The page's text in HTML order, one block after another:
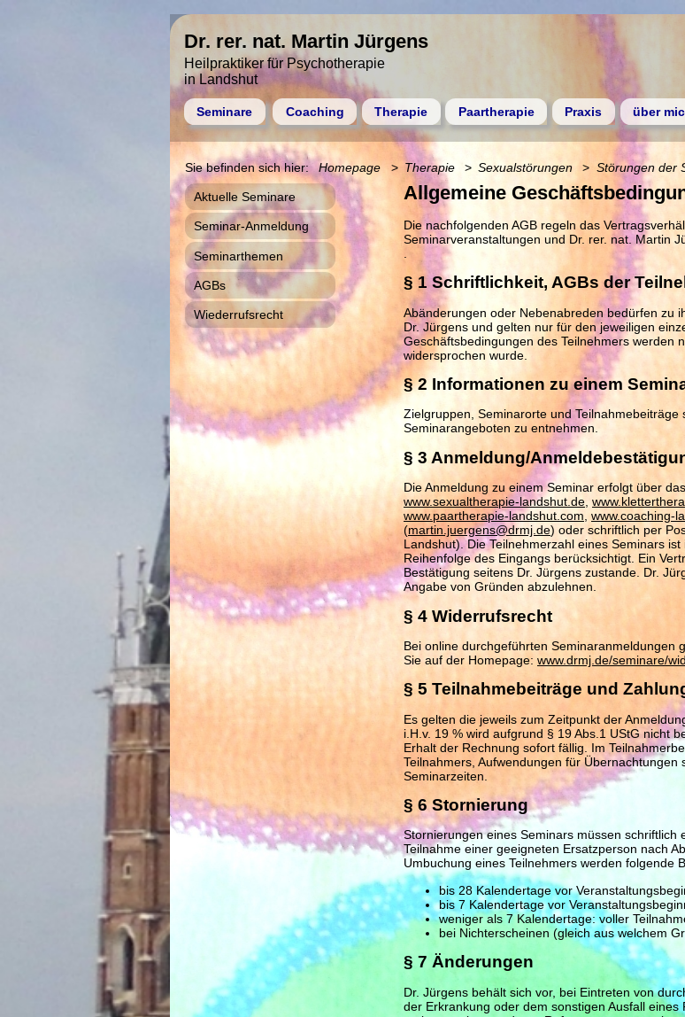
Dr. rer. nat. Martin Jürgens
Heilpraktiker für Psychotherapie
in Landshut
Seminare Coaching Therapie Paartherapie Praxis über
Allgemeine
Die nachfolgenden AGB regeln das
Seminarveranstaltungen und Dr. rer. nat. Martin
§ 1 Schriftlichkeit, AGBs der
Abänderungen oder Nebenabreden bedürfen zu
Dr. Jürgens und gelten nur für den jeweiligen
Geschäftsbedingungen des Teilnehmers werden
widersprochen wurde.
§ 2 Informationen zu einem
Zielgruppen, Seminarorte und Teilnahmebeiträge
Seminarangeboten zu entnehmen.
§ 3 Anmeldung/
Die Anmeldung zu einem Seminar erfolgt über
www.sexualtherapie-landshut.de
www.paartherapie-landshut.com www.coaching-
(martin.juergens@drmj.de) oder schriftlich per
Landshut). Die Teilnehmerzahl eines Seminars
Reihenfolge des Eingangs berücksichtigt. Ein
Bestätigung seitens Dr. Jürgens zustande. Dr.
Angabe von Gründen abzulehnen.
§ 4 Widerrufsrecht
Bei online durchgeführten Seminaranmeldungen
Sie auf der Homepage: www.drmj.de/seminare/
§ 5 Teilnahmebeiträge und
Es gelten die jeweils zum Zeitpunkt der
i.H.v. 19 % wird aufgrund § 19 Abs.1 UStG nicht
Erhalt der Rechnung sofort fällig. Im
Teilnahmers, Aufwendungen für
Seminarzeiten.
§ 6 Stornierung
Stornierungen eines Seminars müssen
Teilnahme einer geeigneten Ersatzperson nach
Umbuchung eines Teilnehmers werden folgende
bis 28 Kalendertage vor
bis 7 Kalendertage vor
weniger als 7 Kalendertage: voller
bei Nichterscheinen (gleich aus welchem
§ 7 Änderungen
Dr. Jürgens behält sich vor, bei Eintreten von
der Erkrankung oder dem sonstigen Ausfall
Homepage Therapie Sexualstörungen Störungen der
Aktuelle Seminare
Seminar-Anmeldung
Seminarthemen
AGBs
Wiederrufsrecht